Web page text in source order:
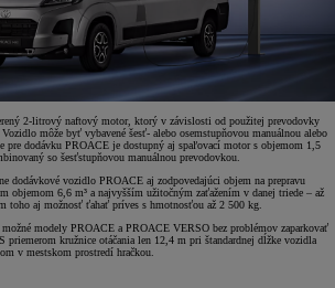
2-litrový naftový motor, ktorý v závislosti od použitej prevodovky
môže byť vybavené šesť- alebo osemstupňovou manuálnou alebo
pre dodávku PROACE je dostupný aj spaľovací motor s objemom 1,5
so šesťstupňovou manuálnou prevodovkou.
dodávkové vozidlo PROACE aj zodpovedajúci objem na prepravu
objemom 6,6 m³ a najvyšším užitočným zaťažením v danej triede – až
toho aj možnosť ťahať príves s hmotnosťou až 2 500 kg.
modely PROACE a PROACE VERSO bez problémov zaparkovať
priemerom kružnice otáčania len 12,4 m pri štandardnej dĺžke vozidla
v mestskom prostredí hračkou.